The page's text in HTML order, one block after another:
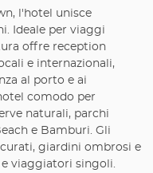
l'hotel unisce
Ideale per viaggi
offre reception
e internazionali,
al porto e ai
comodo per
naturali, parchi
e Bamburi. Gli
giardini ombrosi e
viaggiatori singoli.